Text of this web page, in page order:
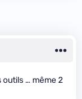
… même 2